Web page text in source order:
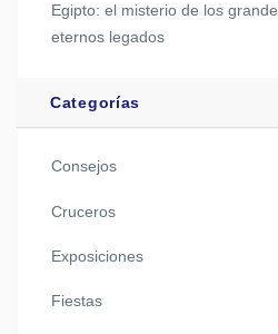
Egipto: el misterio de los
eternos legados
Categorías
Consejos
Cruceros
Exposiciones
Fiestas